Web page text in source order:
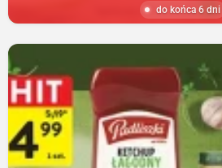
do końca 6 dni